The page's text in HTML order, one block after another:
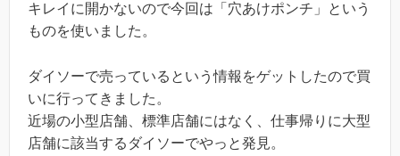
キレイに開かないので今回は「穴あけポンチ」という
ものを使いました。
ダイソーで売っているという情報をゲットしたので買
いに行ってきました。
近場の小型店舗、標準店舗にはなく、仕事帰りに大型
店舗に該当するダイソーでやっと発見。